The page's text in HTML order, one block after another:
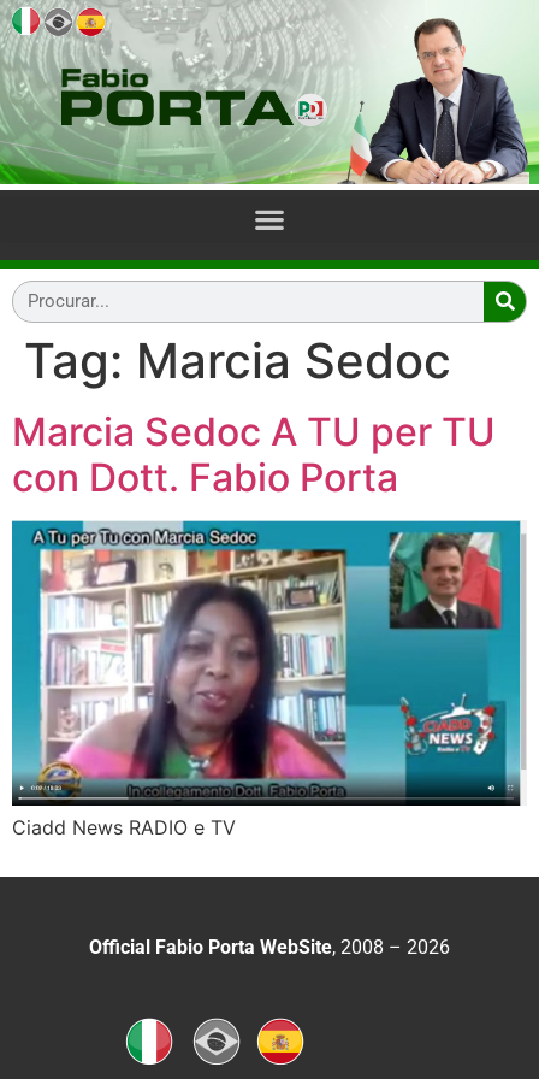
Tag: Marcia Sedoc
Marcia Sedoc A TU per TU
con Dott. Fabio Porta
Ciadd News RADIO e TV
Official Fabio Porta WebSite, 2008 – 2026